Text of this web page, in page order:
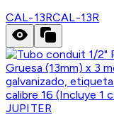
CAL-13RCAL-13R
JUPITER